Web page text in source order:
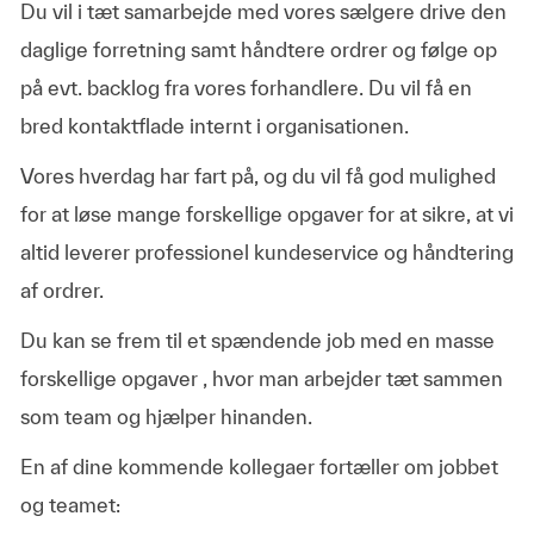
Du vil i tæt samarbejde med vores sælgere drive den
daglige forretning samt håndtere ordrer og følge op
på evt. backlog fra vores forhandlere. Du vil få en
bred kontaktflade internt i organisationen.
Vores hverdag har fart på, og du vil få god mulighed
for at løse mange forskellige opgaver for at sikre, at vi
altid leverer professionel kundeservice og håndtering
af ordrer.
Du kan se frem til et spændende job med en masse
forskellige opgaver , hvor man arbejder tæt sammen
som team og hjælper hinanden.
En af dine kommende kollegaer fortæller om jobbet
og teamet: